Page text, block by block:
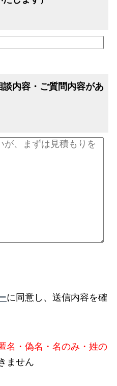
内容・ご質問内容があ
に同意し、送信内容を確
名・偽名・名のみ・姓の
ません